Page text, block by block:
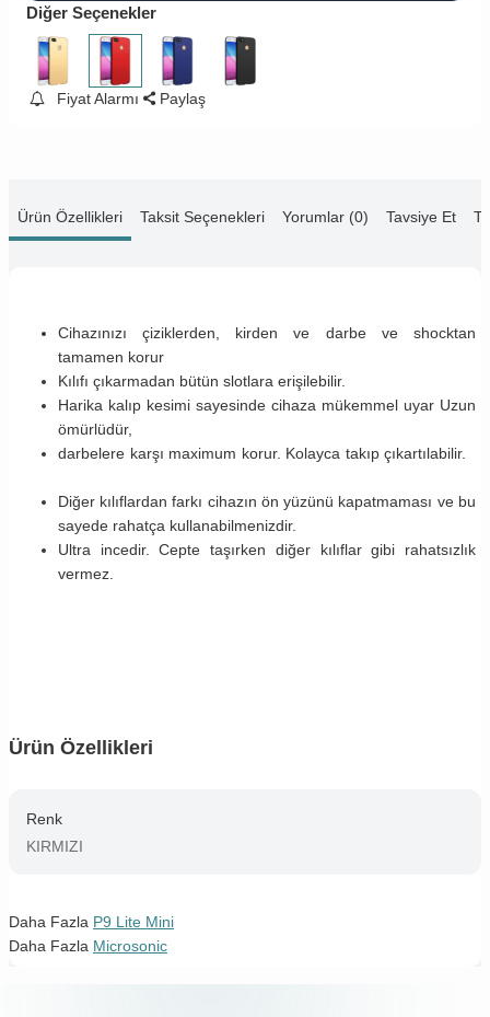
Diğer Seçenekler
Fiyat Alarmı Paylaş
Ürün Özellikleri Taksit Seçenekleri Yorumlar (0) Tavsiye Et
Cihazınızı çiziklerden, kirden ve darbe ve shocktan
tamamen korur
Kılıfı çıkarmadan bütün slotlara erişilebilir.
Harika kalıp kesimi sayesinde cihaza mükemmel uyar Uzun
ömürlüdür,
darbelere karşı maximum korur. Kolayca takıp çıkartılabilir.
Diğer kılıflardan farkı cihazın ön yüzünü kapatmaması ve bu
sayede rahatça kullanabilmenizdir.
Ultra incedir. Cepte taşırken diğer kılıflar gibi rahatsızlık
vermez.
Ürün Özellikleri
Renk
KIRMIZI
Daha Fazla P9 Lite Mini
Daha Fazla Microsonic